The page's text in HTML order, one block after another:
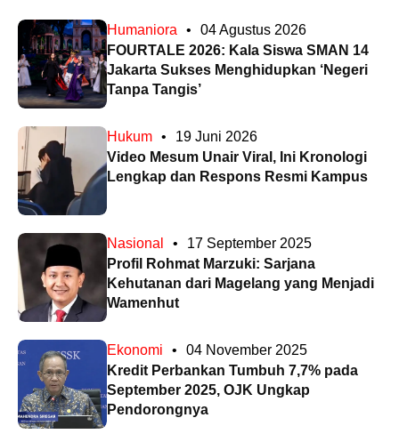
Humaniora •
04 Agustus 2026
FOURTALE 2026: Kala Siswa SMAN 14
Jakarta Sukses Menghidupkan ‘Negeri
Tanpa Tangis’
Hukum •
19 Juni 2026
Video Mesum Unair Viral, Ini Kronologi
Lengkap dan Respons Resmi Kampus
Nasional •
17 September 2025
Profil Rohmat Marzuki: Sarjana
Kehutanan dari Magelang yang Menjadi
Wamenhut
Ekonomi •
04 November 2025
Kredit Perbankan Tumbuh 7,7% pada
September 2025, OJK Ungkap
Pendorongnya